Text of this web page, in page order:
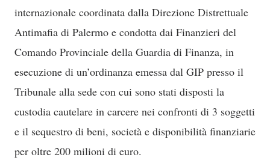
internazionale coordinata dalla Direzione Distrettuale
Antimafia di Palermo e condotta dai Finanzieri del
Comando Provinciale della Guardia di Finanza, in
esecuzione di un’ordinanza emessa dal GIP presso il
Tribunale alla sede con cui sono stati disposti la
custodia cautelare in carcere nei confronti di 3 soggetti
e il sequestro di beni, società e disponibilità finanziarie
per oltre 200 milioni di euro.